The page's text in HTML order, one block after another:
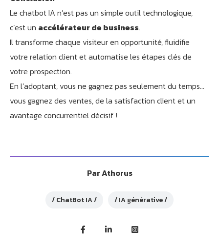
Le chatbot IA n’est pas un simple outil technologique,
c’est un accélérateur de business.
Il transforme chaque visiteur en opportunité, fluidifie
votre relation client et automatise les étapes clés de
votre prospection.
En l’adoptant, vous ne gagnez pas seulement du temps…
vous gagnez des ventes, de la satisfaction client et un
avantage concurrentiel décisif !
ParAthorus
ChatBot IA IA générative